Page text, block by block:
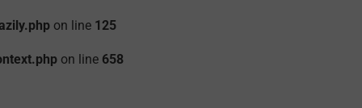
on line 125
on line 658